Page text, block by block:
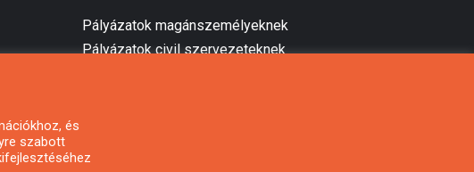
Pályázatok magánszemélyeknek
Pályázatok civil szervezeteknek
és
szabott